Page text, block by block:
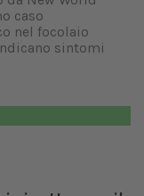
caso
nel focolaio
sintomi